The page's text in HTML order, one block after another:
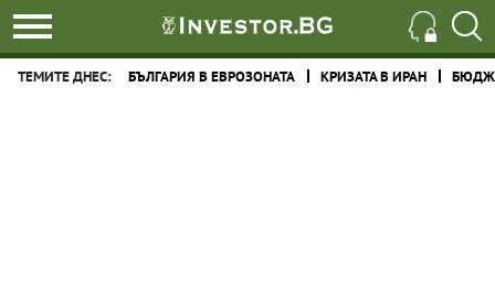
ТЕМИТЕ ДНЕС: БЪЛГАРИЯ В ЕВРОЗОНАТА КРИЗАТА В ИРАН